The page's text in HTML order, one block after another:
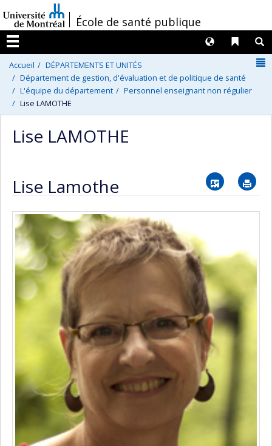
au
contenu
/École de santé publique
Menu
Liens
Langues
Accueil
DÉPARTEMENTS ET UNITÉS
Département de gestion, d'évaluation et de politique de santé
L'équipe du département
Personnel enseignant non régulier
Lise LAMOTHE
Lise LAMOTHE
Lise Lamothe Vcard